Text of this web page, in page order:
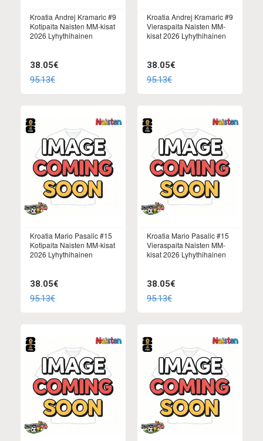
Kroatia Andrej Kramaric #9
Kotipaita Naisten MM-kisat
2026 Lyhythihainen
38.05€
95.13€
Kroatia Andrej Kramaric #9
Vieraspaita Naisten MM-
kisat 2026 Lyhythihainen
38.05€
95.13€
Kroatia Mario Pasalic #15
Kotipaita Naisten MM-kisat
2026 Lyhythihainen
38.05€
95.13€
Kroatia Mario Pasalic #15
Vieraspaita Naisten MM-
kisat 2026 Lyhythihainen
38.05€
95.13€